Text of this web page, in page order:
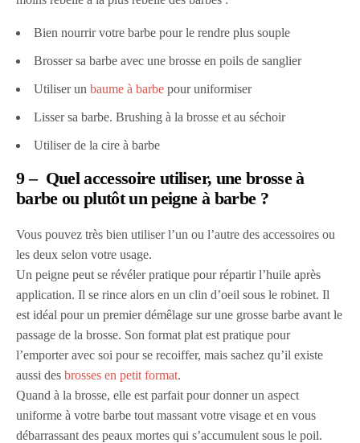
Bien nourrir votre barbe pour le rendre plus souple
Brosser sa barbe avec une brosse en poils de sanglier
Utiliser un baume à barbe pour uniformiser
Lisser sa barbe. Brushing à la brosse et au séchoir
Utiliser de la cire à barbe
9 – Quel accessoire utiliser, une brosse à
barbe ou plutôt un peigne à barbe ?
Vous pouvez très bien utiliser l’un ou l’autre des accessoires ou
les deux selon votre usage.
Un peigne peut se révéler pratique pour répartir l’huile après
application. Il se rince alors en un clin d’oeil sous le robinet. Il
est idéal pour un premier démêlage sur une grosse barbe avant le
passage de la brosse. Son format plat est pratique pour
l’emporter avec soi pour se recoiffer, mais sachez qu’il existe
aussi desbrosses en petit format.
Quand à la brosse, elle est parfait pour donner un aspect
uniforme à votre barbe tout massant votre visage et en vous
débarrassant des peaux mortes qui s’accumulent sous le poil.